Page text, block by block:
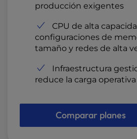
producción exigentes
CPU de alta
configuraciones de
tamaño y redes de alta
Infraestructura
reduce la carga
Comparar planes